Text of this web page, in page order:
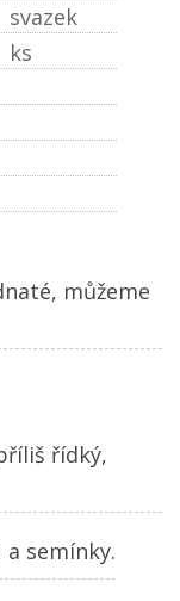
svazek
ks
můžeme
řídký,
semínky.